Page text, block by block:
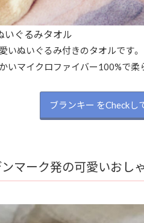
いぐるみタオル
いぬいぐるみ付きのタオルです。
いマイクロファイバー100%で
ブランキー をCheckし
マーク発の可愛いおし